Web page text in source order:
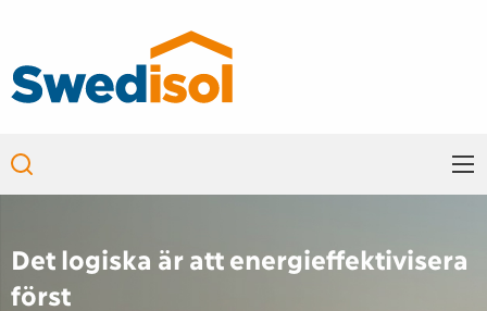
Main
navigation
Det logiska är att energieffektivisera
först